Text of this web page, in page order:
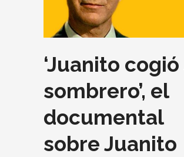
‘Juanito
sombrero’, el
documental
sobre Juanito